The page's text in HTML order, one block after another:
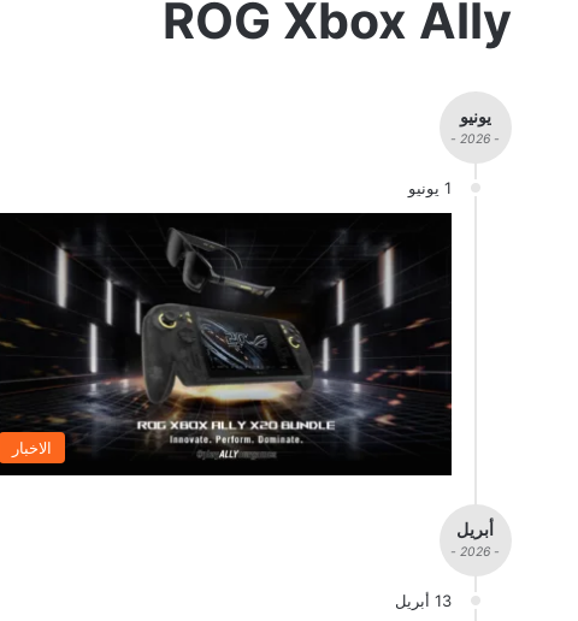
ROG Xbox Ally
يونيو
- 2026 -
1 يونيو
الاخبار
أبريل
- 2026 -
13 أبريل